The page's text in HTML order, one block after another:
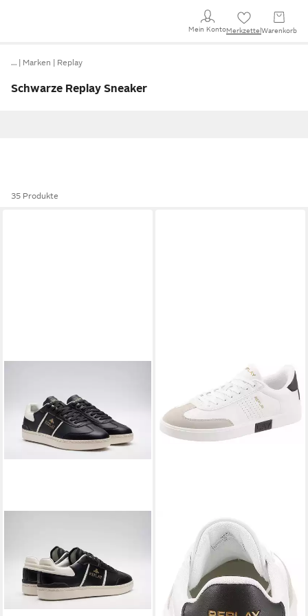
Mein KontoMerkzettel Warenkorb
… Marken Replay
Schwarze Replay Sneaker
35 Produkte